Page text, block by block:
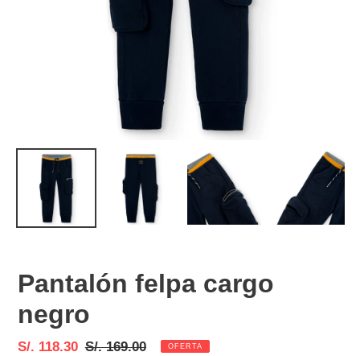
Pantalón felpa cargo
negro
Precio
S/. 118.30 Precio
S/. 169.00 OFERTA